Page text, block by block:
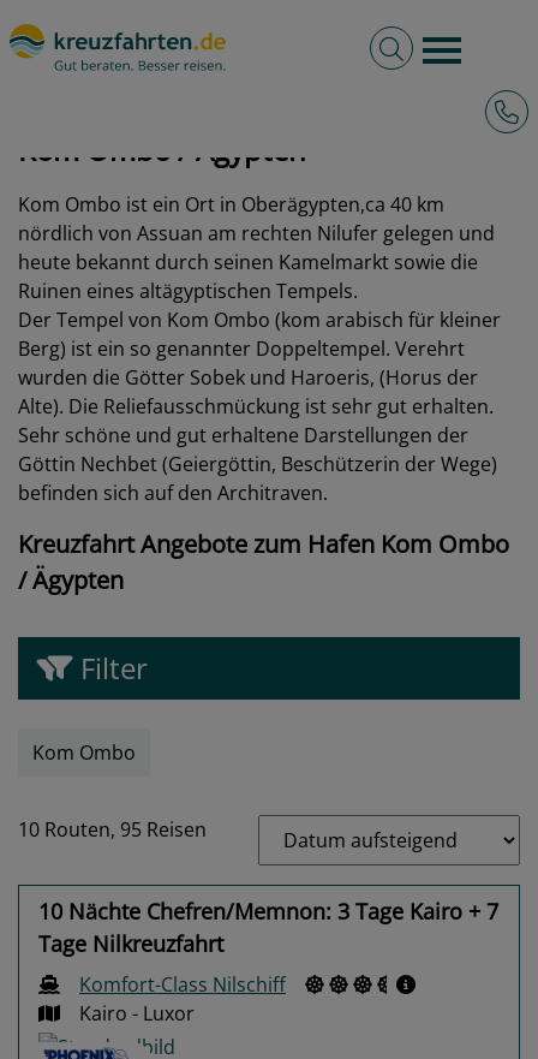
Burger
Volltextsuche
Kom Ombo / Ägypten
Kom Ombo ist ein Ort in Oberägypten,ca 40 km
nördlich von Assuan am rechten Nilufer gelegen und
heute bekannt durch seinen Kamelmarkt sowie die
Ruinen eines altägyptischen Tempels.
Der Tempel von Kom Ombo (kom arabisch für kleiner
Berg) ist ein so genannter Doppeltempel. Verehrt
wurden die Götter Sobek und Haroeris, (Horus der
Alte). Die Reliefausschmückung ist sehr gut erhalten.
Sehr schöne und gut erhaltene Darstellungen der
Göttin Nechbet (Geiergöttin, Beschützerin der Wege)
befinden sich auf den Architraven.
Kreuzfahrt Angebote zum Hafen Kom Ombo
/ Ägypten
Filter
Kom Ombo
10 Routen, 95 Reisen
10 Nächte Chefren/Memnon: 3 Tage Kairo + 7
Tage Nilkreuzfahrt
Komfort-Class Nilschiff
Kairo - Luxor